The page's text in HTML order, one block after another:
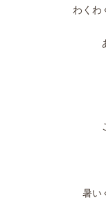
わくわ
暑い